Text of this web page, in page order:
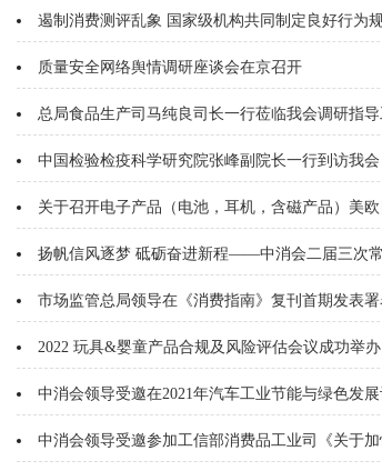
遏制消费测评乱象 国家级机构共同制定良好行为
质量安全网络舆情调研座谈会在京召开
总局食品生产司马纯良司长一行莅临我会调研指
中国检验检疫科学研究院张峰副院长一行到访我会
关于召开电子产品（电池，耳机，含磁产品）美
扬帆信风逐梦 砥砺奋进新程——中消会二届三次
市场监管总局领导在《消费指南》复刊首期发表
2022 玩具&婴童产品合规及风险评估会议成功举办
中消会领导受邀在2021年汽车工业节能与绿色发
中消会领导受邀参加工信部消费品工业司《关于